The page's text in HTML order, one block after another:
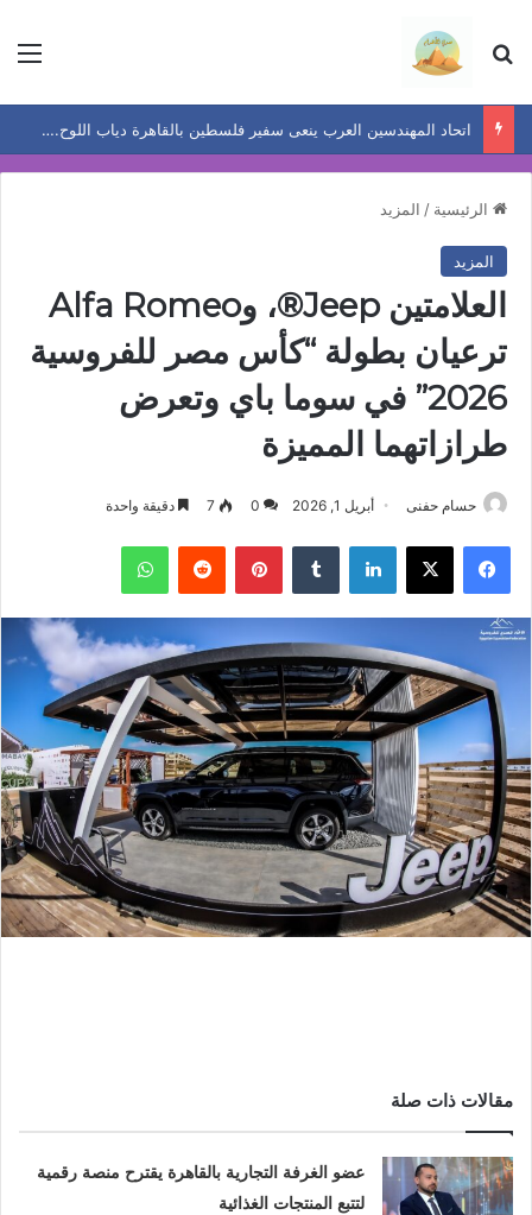
بحث عن
اتحاد المهندسين العرب ينعى سفير فلسطين بالقاهرة دياب اللوح.. ويشيد بمسيرته الوطنية والدبلوماسية
الرئيسية / المزيد
المزيد
العلامتين Jeep®️، وAlfa Romeo
ترعيان بطولة “كأس مصر للفروسية
2026” في سوما باي وتعرض
طرازاتهما المميزة
حسام حفنى أبريل 1, 2026 0
7 دقيقة واحدة
فيسبوك ‫X لينكدإن بينتيريست واتساب
مقالات ذات صلة
عضو الغرفة التجارية بالقاهرة يقترح منصة رقمية
لتتبع المنتجات الغذائية